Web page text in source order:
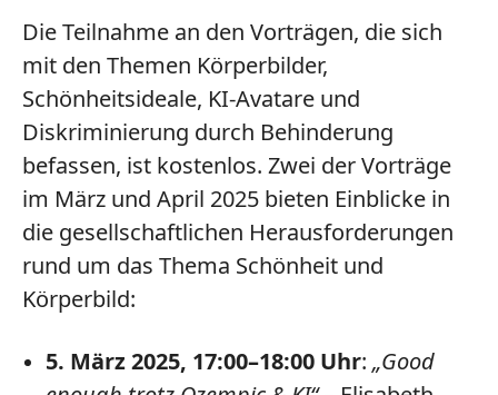
Die Teilnahme an den Vorträgen, die sich
mit den Themen Körperbilder,
Schönheitsideale, KI-Avatare und
Diskriminierung durch Behinderung
befassen, ist kostenlos. Zwei der Vorträge
im März und April 2025 bieten Einblicke in
die gesellschaftlichen Herausforderungen
rund um das Thema Schönheit und
Körperbild:
5. März 2025, 17:00–18:00 Uhr: „Good